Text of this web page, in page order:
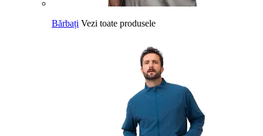
Bărbați Vezi toate produsele